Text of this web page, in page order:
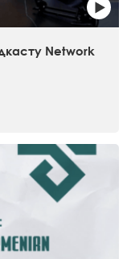
Network